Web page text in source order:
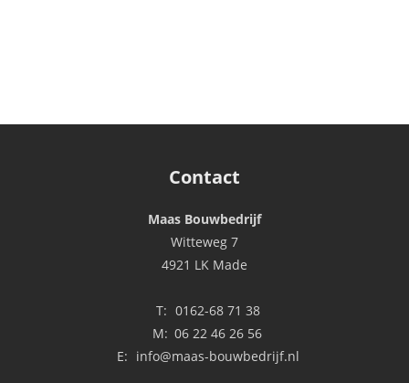
Contact
Maas Bouwbedrijf
Witteweg 7
4921 LK Made
T: 0162-68 71 38
M: 06 22 46 26 56
E: info@maas-bouwbedrijf.nl